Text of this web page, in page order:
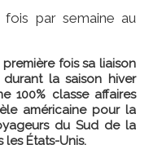
par semaine au
fois sa liaison
la saison hiver
100% classe affaires
américaine pour la
du Sud de la
États-Unis.